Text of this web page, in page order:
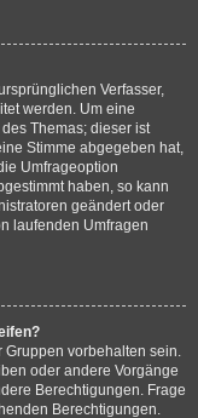
Verfasser,
werden. Um eine
Themas; dieser ist
Stimme abgegeben hat,
Umfrageoption
haben, so kann
geändert oder
laufenden Umfragen
Gruppen vorbehalten sein.
oder andere Vorgänge
Berechtigungen. Frage
Berechtigungen.